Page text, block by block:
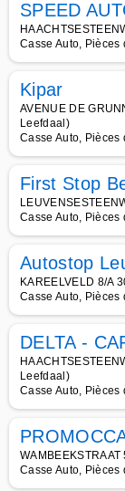
SPEED
Casse Auto,
Kipar
AVENUE DE
Leefdaal)
Casse Auto,
First Stop
Casse Auto,
Autostop
KAREELVELD 8/A
Casse Auto, Pièces
DELTA -
Leefdaal)
Casse Auto, Pièces
Casse Auto, Pièces